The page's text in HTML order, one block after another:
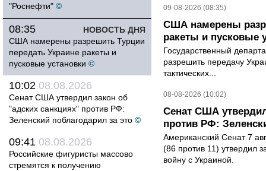
"Роснефти" ©
НОВОСТЬ ДНЯ
08:35
США намерены разрешить Турции
передать Украине ракеты и
пусковые установки ©
10:02 08.08.2026
Сенат США утвердил закон об
"адских санкциях" против РФ:
Зеленский поблагодарил за это ©
09:41 08.08.2026
Российские фигуристы массово
стремятся к получению
09-08-2026 (08:35)
США намерены
ракеты и пусковые
Государственный
разрешить передачу
тактических...
08-08-2026 (10:02)
Сенат США
против РФ:
Американский Сенат 7
(86 против 11) утвердил
войну с Украиной.